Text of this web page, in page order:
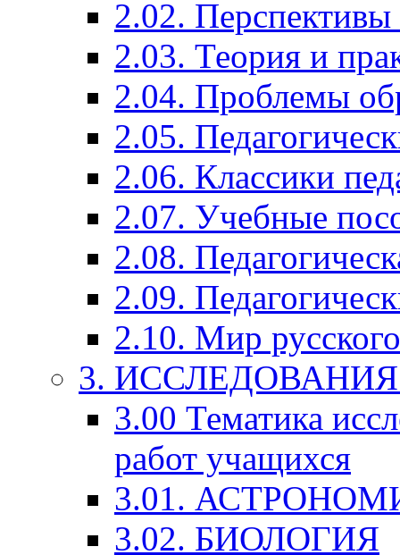
2.02. Перспективы
2.03. Теория и
2.04. Проблемы
2.05.
2.06. Классики
2.07. Учебные
2.08.
2.09.
2.10. Мир
3.
3.00 Тематика
работ учащихся
3.01.
3.02. БИОЛОГИЯ